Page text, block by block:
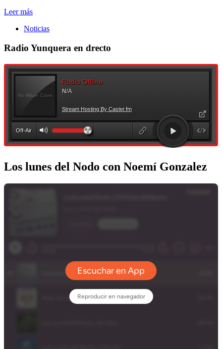
Leer más
Noticias
Radio Yunquera en drecto
Los lunes del Nodo con Noemí Gonzalez